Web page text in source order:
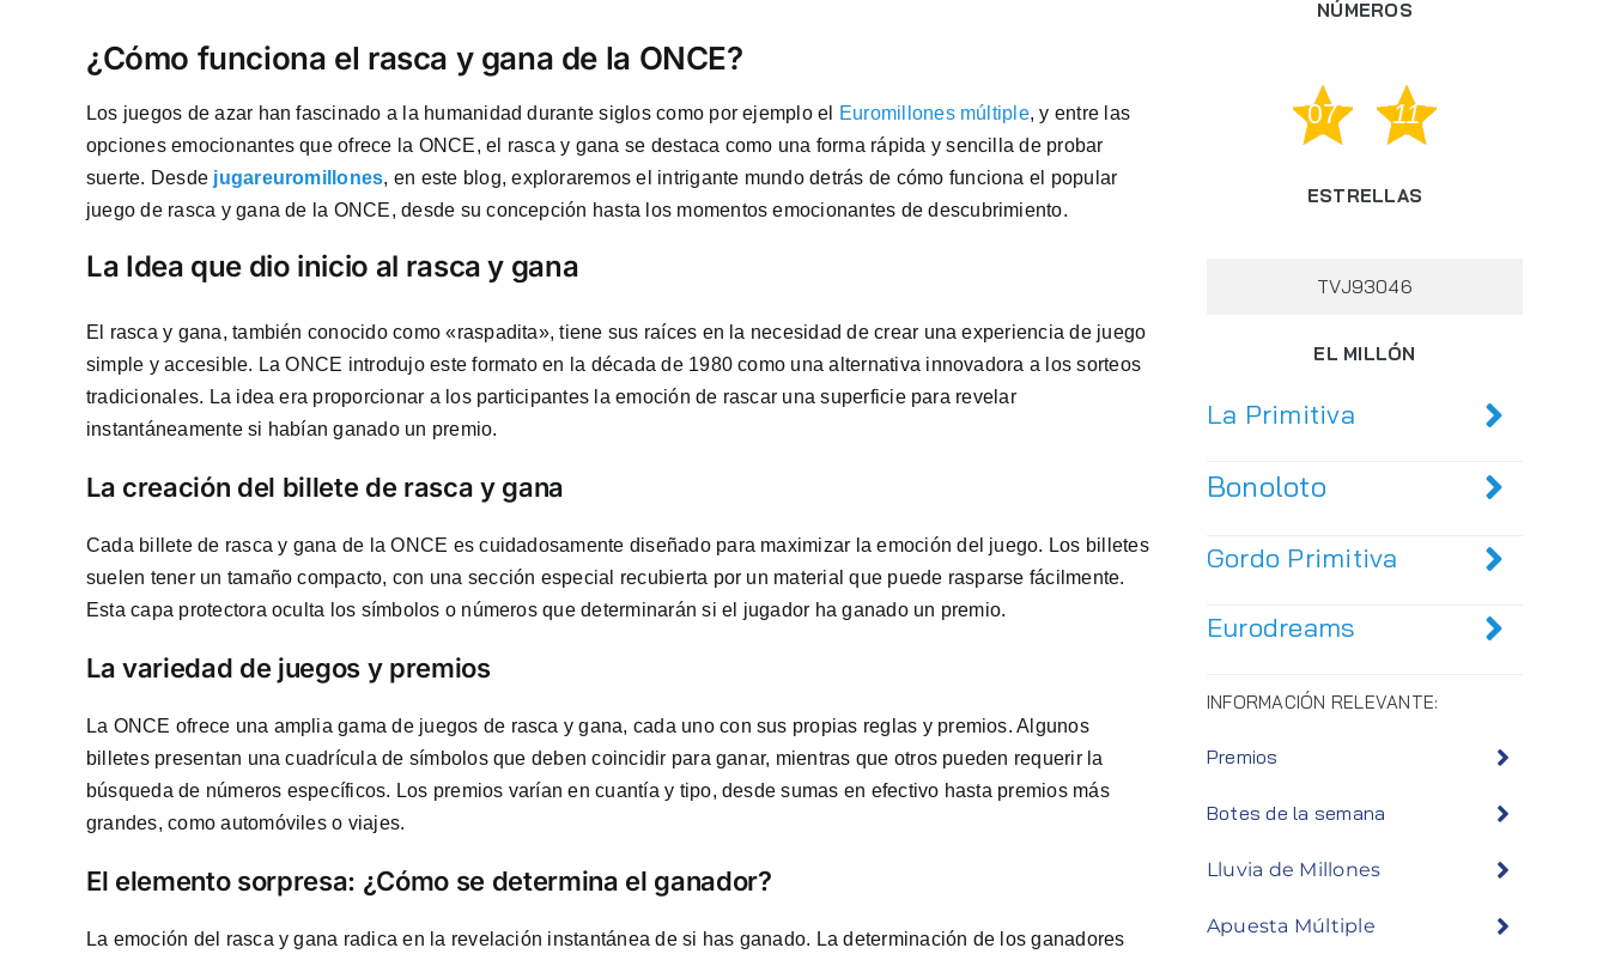
¿Cómo funciona el rasca y gana de la ONCE?
Los juegos de azar han fascinado a la humanidad durante siglos como por ejemplo el Euromillones múltiple, y entre las
opciones emocionantes que ofrece la ONCE, el rasca y gana se destaca como una forma rápida y sencilla de probar
suerte. Desde jugareuromillones, en este blog, exploraremos el intrigante mundo detrás de cómo funciona el popular
juego de rasca y gana de la ONCE, desde su concepción hasta los momentos emocionantes de descubrimiento.
La Idea que dio inicio al rasca y gana
El rasca y gana, también conocido como «raspadita», tiene sus raíces en la necesidad de crear una experiencia de juego
simple y accesible. La ONCE introdujo este formato en la década de 1980 como una alternativa innovadora a los sorteos
tradicionales. La idea era proporcionar a los participantes la emoción de rascar una superficie para revelar
instantáneamente si habían ganado un premio.
La creación del billete de rasca y gana
Cada billete de rasca y gana de la ONCE es cuidadosamente diseñado para maximizar la emoción del juego. Los billetes
suelen tener un tamaño compacto, con una sección especial recubierta por un material que puede rasparse fácilmente.
Esta capa protectora oculta los símbolos o números que determinarán si el jugador ha ganado un premio.
La variedad de juegos y premios
La ONCE ofrece una amplia gama de juegos de rasca y gana, cada uno con sus propias reglas y premios. Algunos
billetes presentan una cuadrícula de símbolos que deben coincidir para ganar, mientras que otros pueden requerir la
búsqueda de números específicos. Los premios varían en cuantía y tipo, desde sumas en efectivo hasta premios más
grandes, como automóviles o viajes.
El elemento sorpresa: ¿Cómo se determina el ganador?
La emoción del rasca y gana radica en la revelación instantánea de si has ganado. La determinación de los ganadores
NÚMEROS
07 11
ESTRELLAS
TVJ93046
EL MILLÓN
La Primitiva
Bonoloto
Gordo Primitiva
Eurodreams
INFORMACIÓN RELEVANTE:
Premios
Botes de la semana
Lluvia de Millones
Apuesta Múltiple